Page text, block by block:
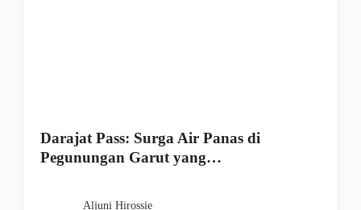
Darajat Pass: Surga Air Panas di
Pegunungan Garut yang…
Aljuni Hirossie